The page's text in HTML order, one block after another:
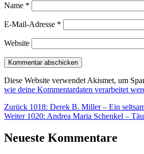
Name *
E-Mail-Adresse *
Website
Diese Website verwendet Akismet, um
wie deine Kommentardaten verarbeitet
Beitragsnavigation
Zurück Vorheriger
Beitrag:
1018: Derek B. Miller – Ein
Weiter Nächster
1020: Andrea Maria Schenkel –
Neueste Kommentare